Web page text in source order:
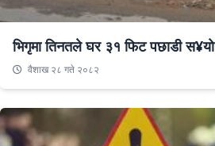
भिगृमा तिनतले घर ३१ फिट पछाडी स¥यो
वैशाख २८ गते २०८२